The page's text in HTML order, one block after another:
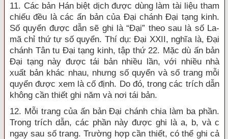
11. Các bản Hán biệt dịch được dùng làm tài liệu tham
chiếu đều là các ấn bản của Đại chánh Đại tạng kinh.
Số quyển được dẫn sẽ ghi là “Đại” theo sau là số La-
mã chỉ thứ tự số quyển. Thí dụ: Đại XXII, nghĩa là, Đại
chánh Tân tu Đại tạng kinh, tập thứ 22. Mặc dù ấn bản
Đại tạng này được tái bản nhiều lần, với nhiều nhà
xuất bản khác nhau, nhưng số quyển và số trang mỗi
quyển được xem là cố định. Do đó, trong các trích dẫn
không cần thiết ghi năm và nơi tái bản.
12. Mỗi trang của ấn bản Đại chánh chia làm ba phần.
Trong trích dẫn, các phần này được ghi là a, b, và c
ngay sau số trang. Trường hợp cần thiết, có thể ghi cả